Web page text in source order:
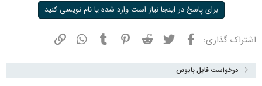
برای پاسخ در اینجا نیاز است وارد شده یا نام نویسی کنید
اشتراک گذاری: فیسبوک توییتر ردیت پینترستتامبلر واتسپ
درخواست فایل بایوس